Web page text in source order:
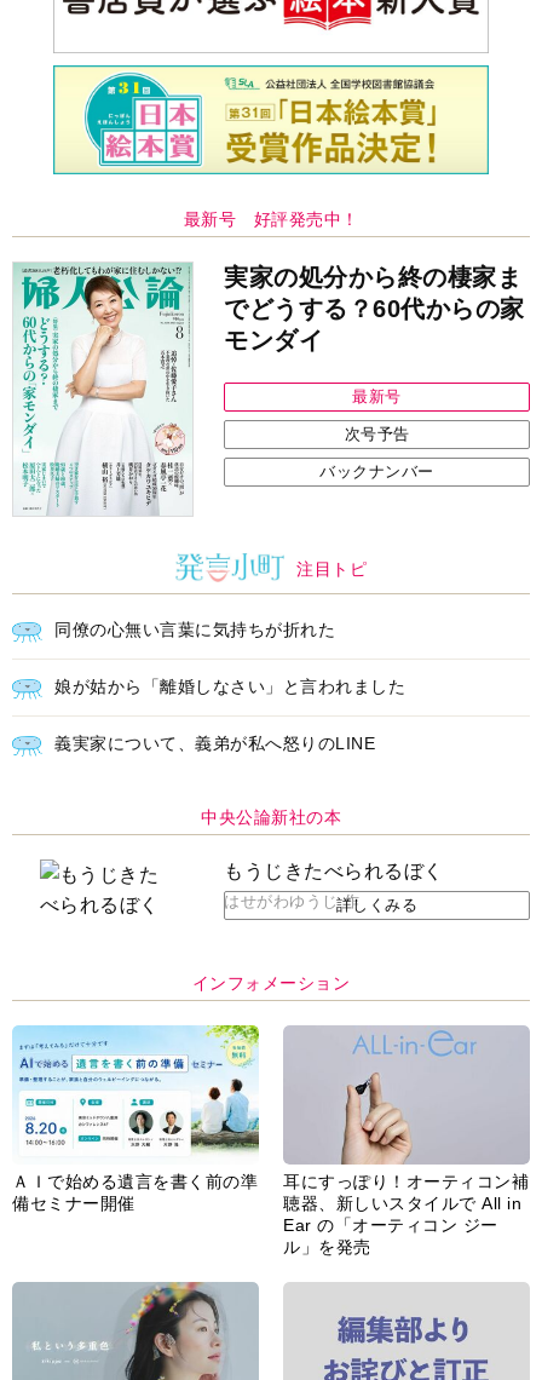
最新号 好評発売中！
実家の処分から終の棲家ま
でどうする？60代からの家
モンダイ
最新号
次号予告
バックナンバー
注目トピ
同僚の心無い言葉に気持ちが折れた
娘が姑から「離婚しなさい」と言われました
義実家について、義弟が私へ怒りのLINE
中央公論新社の本
もうじきたべられるぼく
はせがわゆうじ 作詳しくみる
インフォメーション
ＡＩで始める遺言を書く前の準
備セミナー開催
耳にすっぽり！オーティコン補
聴器、新しいスタイルで All in
Ear の「オーティコン ジー
ル」を発売